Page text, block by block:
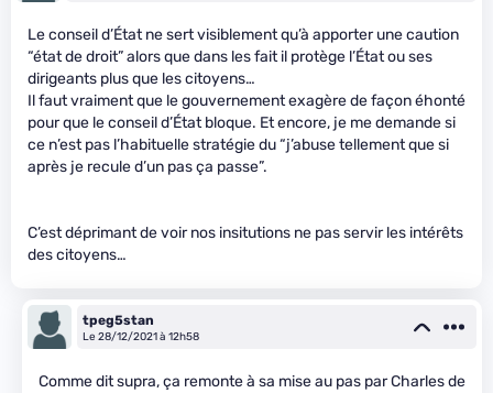
Le conseil d’État ne sert visiblement qu’à apporter une caution
“état de droit” alors que dans les fait il protège l’État ou ses
dirigeants plus que les citoyens…
Il faut vraiment que le gouvernement exagère de façon éhonté
pour que le conseil d’État bloque. Et encore, je me demande si
ce n’est pas l’habituelle stratégie du “j’abuse tellement que si
après je recule d’un pas ça passe”.
C’est déprimant de voir nos insitutions ne pas servir les intérêts
des citoyens…
tpeg5stan
Le 28/12/2021 à 12h58
Comme dit supra, ça remonte à sa mise au pas par Charles de